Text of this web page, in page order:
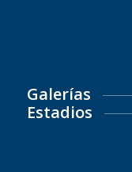
Galerías
Estadios